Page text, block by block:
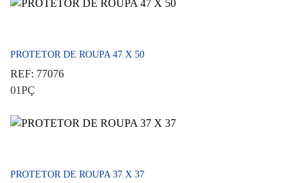
PROTETOR DE ROUPA 47 X 50
REF: 77076
01PÇ
PROTETOR DE ROUPA 37 X 37